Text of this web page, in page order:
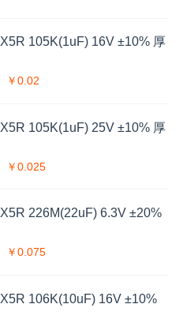
105K(1uF) 16V ±10% 厚
￥0.02
105K(1uF) 25V ±10% 厚
￥0.025
226M(22uF) 6.3V ±20%
￥0.075
106K(10uF) 16V ±10%